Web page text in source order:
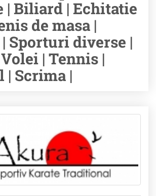
| Biliard | Echitatie
de masa |
Sporturi diverse |
| Tennis |
| Scrima |